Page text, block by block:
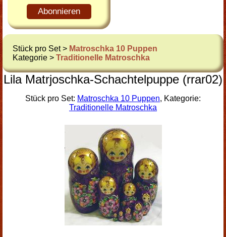
Abonnieren
Stück pro Set > Matroschka 10 Puppen
Kategorie > Traditionelle Matroschka
Lila Matrjoschka-Schachtelpuppe (rrar02)
Stück pro Set: Matroschka 10 Puppen, Kategorie:
Traditionelle Matroschka